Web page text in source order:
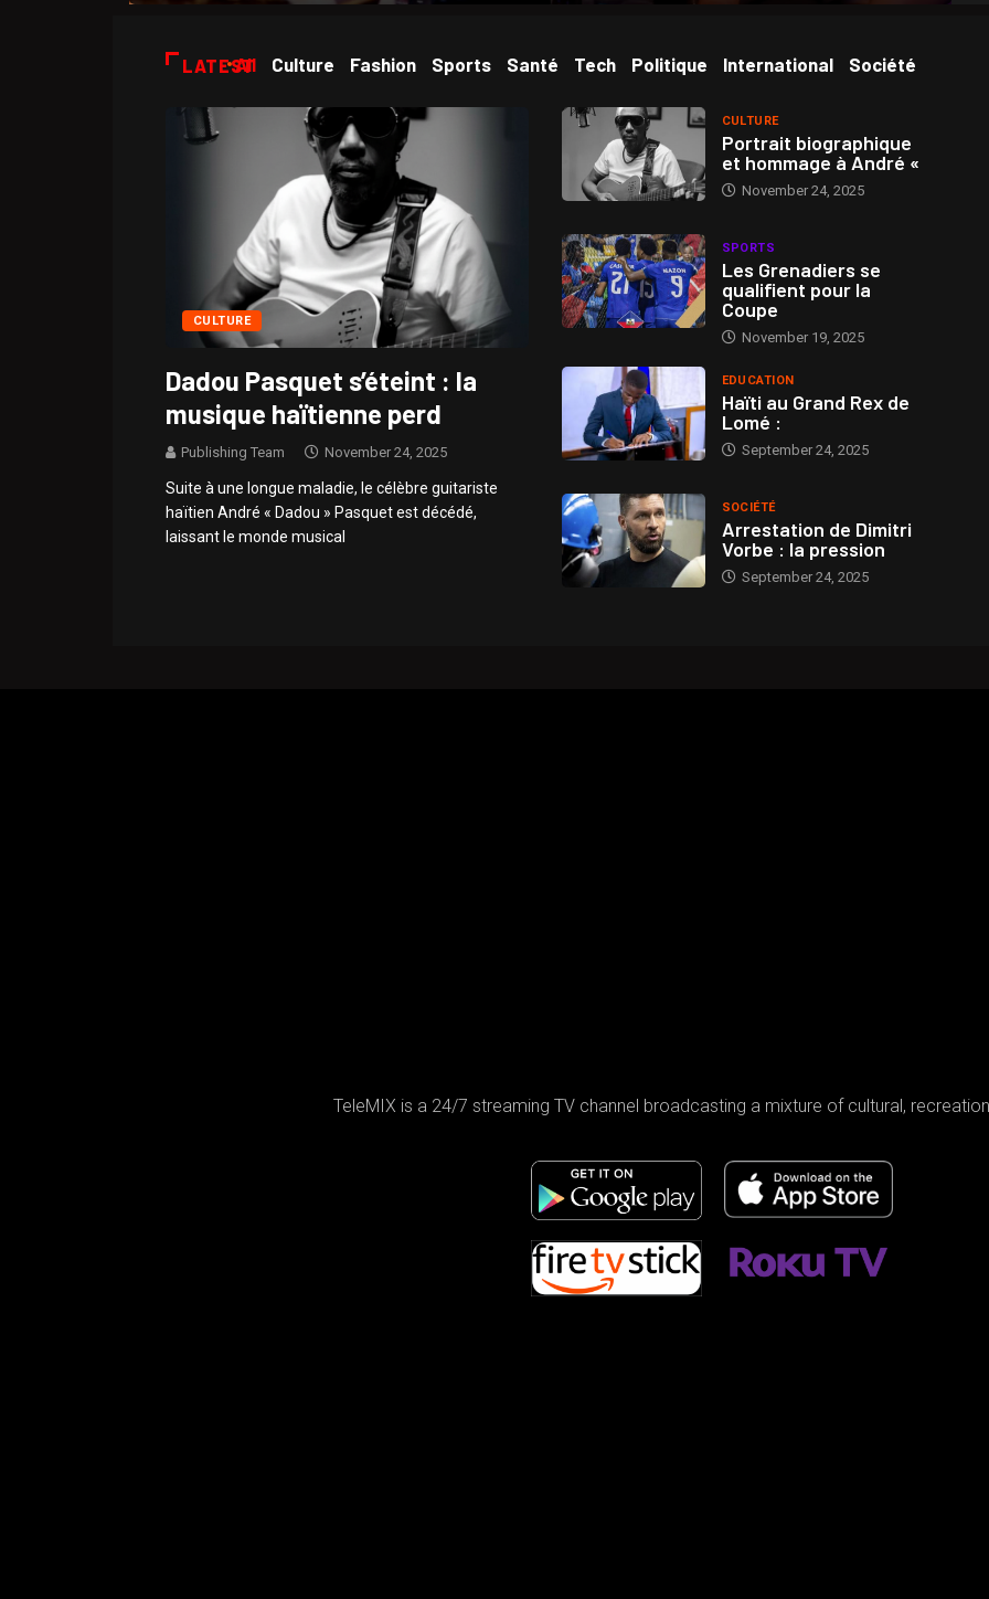
LATEST
All Culture Fashion Sports Santé Tech Politique International Société
CULTURE
Dadou Pasquet s’éteint : la
musique haïtienne perd
Publishing Team November 24, 2025
Suite à une longue maladie, le célèbre guitariste
haïtien André « Dadou » Pasquet est décédé,
laissant le monde musical
CULTURE
Portrait biographique
et hommage à André «
November 24, 2025
SPORTS
Les Grenadiers se
qualifient pour la
Coupe
November 19, 2025
EDUCATION
Haïti au Grand Rex de
Lomé :
September 24, 2025
SOCIÉTÉ
Arrestation de Dimitri
Vorbe : la pression
September 24, 2025
TeleMIX is a 24/7 streaming TV channel broadcasting a mixture of cultural,